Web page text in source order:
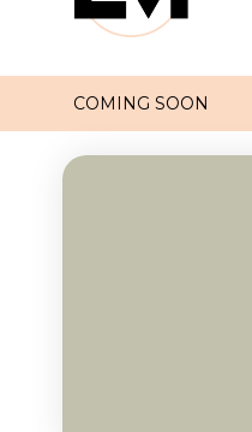
COMING SOON